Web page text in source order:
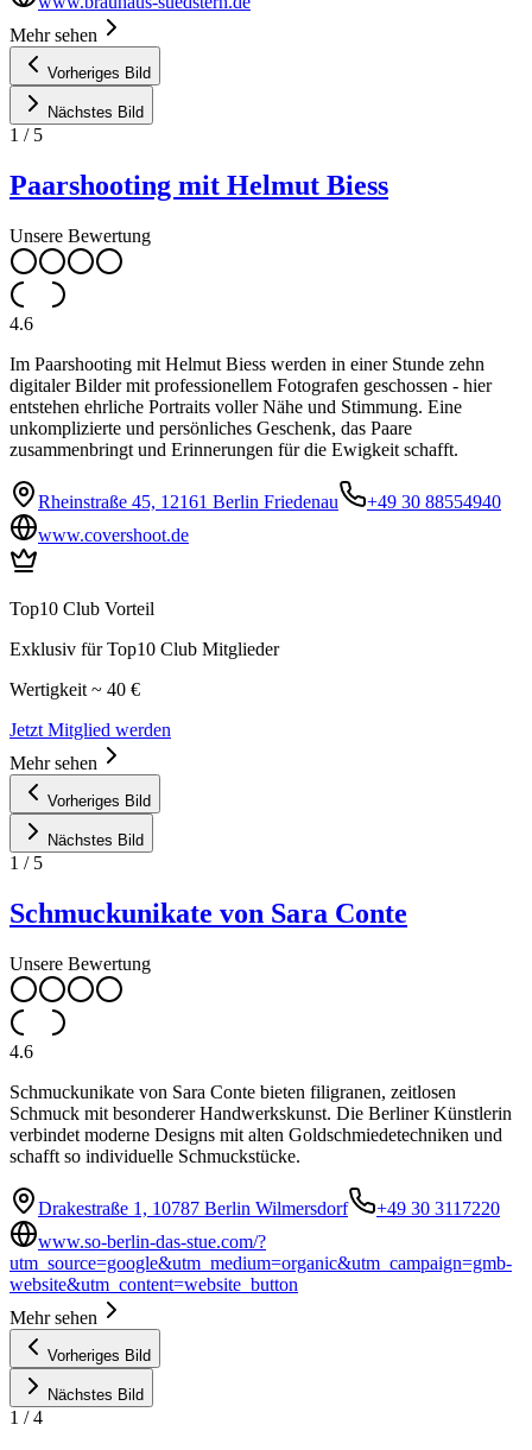
Mehr sehen
Vorheriges Bild
Nächstes Bild
1 / 5
Paarshooting mit Helmut Biess
Unsere Bewertung
4.6
Im Paarshooting mit Helmut Biess werden in einer Stunde zehn
digitaler Bilder mit professionellem Fotografen geschossen - hier
entstehen ehrliche Portraits voller Nähe und Stimmung. Eine
unkomplizierte und persönliches Geschenk, das Paare
zusammenbringt und Erinnerungen für die Ewigkeit schafft.
Rheinstraße 45, 12161 Berlin Friedenau
+49 30 88554940
www.covershoot.de
Top10 Club Vorteil
Exklusiv für Top10 Club Mitglieder
Wertigkeit ~ 40 €
Jetzt Mitglied werden
Mehr sehen
Vorheriges Bild
Nächstes Bild
1 / 5
Schmuckunikate von Sara Conte
Unsere Bewertung
4.6
Schmuckunikate von Sara Conte bieten filigranen, zeitlosen
Schmuck mit besonderer Handwerkskunst. Die Berliner Künstlerin
verbindet moderne Designs mit alten Goldschmiedetechniken und
schafft so individuelle Schmuckstücke.
Drakestraße 1, 10787 Berlin Wilmersdorf
+49 30 3117220
www.so-berlin-das-stue.com/?
utm_source=google&utm_medium=organic&utm_campaign=gmb-
website&utm_content=website_button
Mehr sehen
Vorheriges Bild
Nächstes Bild
1 /4